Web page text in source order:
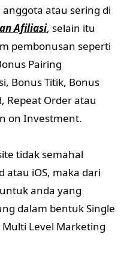
atau sering di
Afiliasi, selain itu
pembonusan seperti
Pairing
Bonus Titik, Bonus
Repeat Order atau
on Investment.
tidak semahal
atau iOS, maka dari
anda yang
dalam bentuk Single
Level Marketing